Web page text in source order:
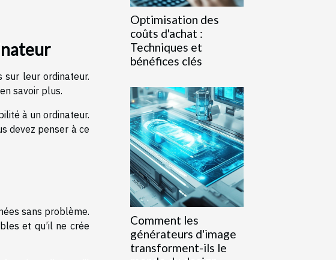
leur ordinateur.
savoir plus.
à un ordinateur.
devez penser à ce
sans problème.
et qu’il ne crée
Optimisation des
coûts d'achat :
Techniques et
bénéfices clés
Comment les
générateurs d'image
transforment-ils le